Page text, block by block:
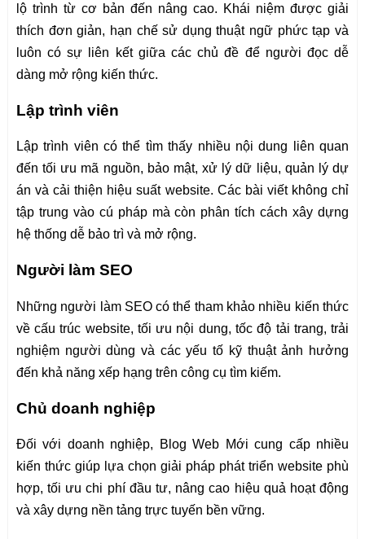
lộ trình từ cơ bản đến nâng cao. Khái niệm được giải
thích đơn giản, hạn chế sử dụng thuật ngữ phức tạp và
luôn có sự liên kết giữa các chủ đề để người đọc dễ
dàng mở rộng kiến thức.
Lập trình viên
Lập trình viên có thể tìm thấy nhiều nội dung liên quan
đến tối ưu mã nguồn, bảo mật, xử lý dữ liệu, quản lý dự
án và cải thiện hiệu suất website. Các bài viết không chỉ
tập trung vào cú pháp mà còn phân tích cách xây dựng
hệ thống dễ bảo trì và mở rộng.
Người làm SEO
Những người làm SEO có thể tham khảo nhiều kiến thức
về cấu trúc website, tối ưu nội dung, tốc độ tải trang, trải
nghiệm người dùng và các yếu tố kỹ thuật ảnh hưởng
đến khả năng xếp hạng trên công cụ tìm kiếm.
Chủ doanh nghiệp
Đối với doanh nghiệp, Blog Web Mới cung cấp nhiều
kiến thức giúp lựa chọn giải pháp phát triển website phù
hợp, tối ưu chi phí đầu tư, nâng cao hiệu quả hoạt động
và xây dựng nền tảng trực tuyến bền vững.